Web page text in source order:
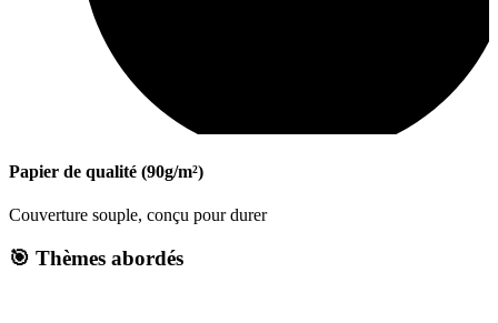
Papier de qualité (90g/m²)
Couverture souple, conçu pour durer
🎯 Thèmes abordés